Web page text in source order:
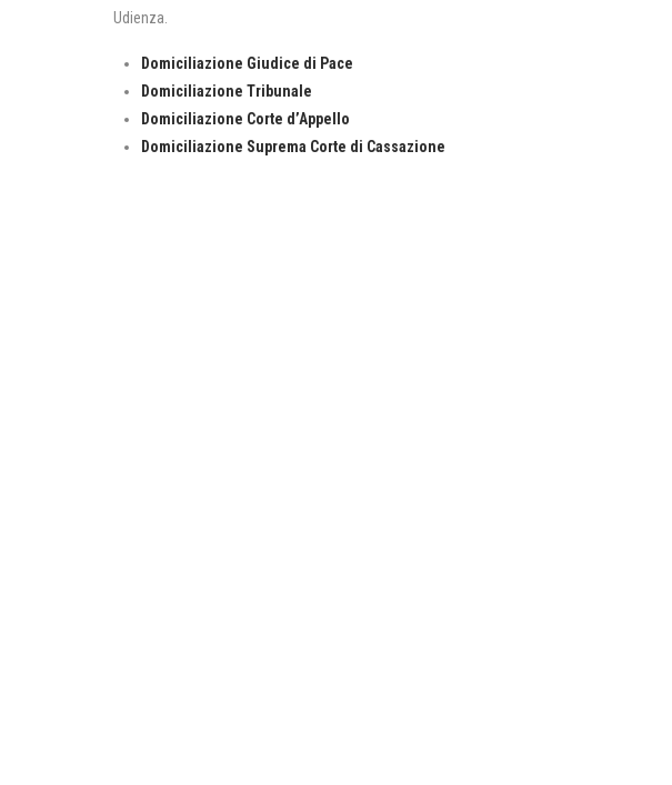
Udienza.
Domiciliazione Giudice di Pace
Domiciliazione Tribunale
Domiciliazione Corte d’Appello
Domiciliazione Suprema Corte di Cassazione